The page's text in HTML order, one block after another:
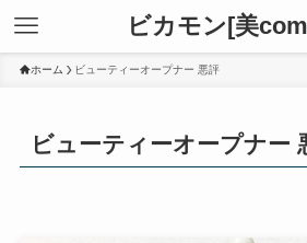
ビカモン[美
ホーム ビューティーオープナー 悪評
ビューティーオープナー